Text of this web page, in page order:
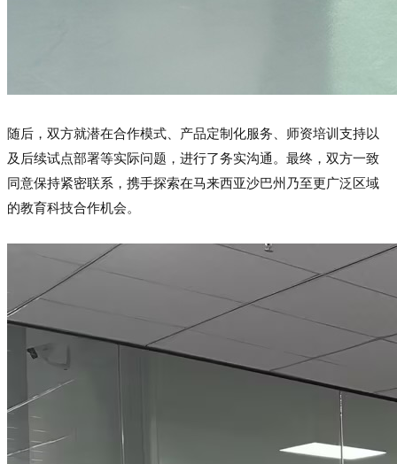
随后，双方就潜在合作模式、产品定制化服务、师资培训支持以
及后续试点部署等实际问题，进行了务实沟通。最终，双方一致
同意保持紧密联系，携手探索在马来西亚沙巴州乃至更广泛区域
的教育科技合作机会。